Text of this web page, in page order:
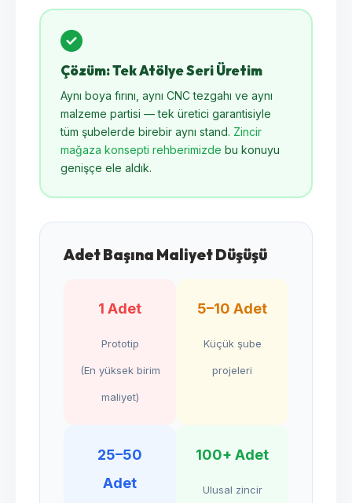
Çözüm: Tek Atölye Seri Üretim
Aynı boya fırını, aynı CNC tezgahı ve aynı
malzeme partisi — tek üretici garantisiyle
tüm şubelerde birebir aynı stand. Zincir
mağaza konsepti rehberimizde bu konuyu
genişçe ele aldık.
Adet Başına Maliyet Düşüşü
1 Adet
Prototip
(En yüksek birim
maliyet)
5–10 Adet
Küçük şube
projeleri
25–50
Adet
100+ Adet
Ulusal zincir